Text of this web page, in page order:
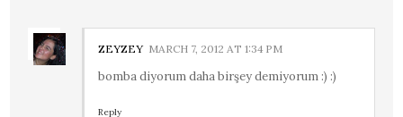
ZEYZEY MARCH 7, 2012 AT 1:34 PM
bomba diyorum daha birşey demiyorum :) :)
Reply